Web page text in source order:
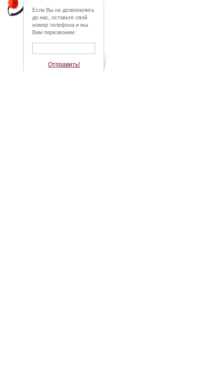
Если Вы не дозвонились
до нас, оставьте свой
номер телефона и мы
Вам перезвоним:
Отправить!